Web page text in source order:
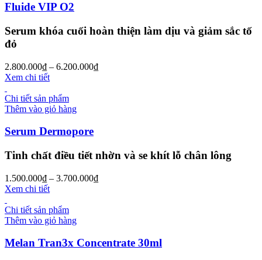
Fluide VIP O2
Serum khóa cuối hoàn thiện làm dịu và giảm sắc tố
đỏ
2.800.000₫ – 6.200.000₫
Xem chi tiết
Chi tiết sản phẩm
Thêm vào giỏ hàng
Serum Dermopore
Tinh chất điều tiết nhờn và se khít lỗ chân lông
1.500.000₫ – 3.700.000₫
Xem chi tiết
Chi tiết sản phẩm
Thêm vào giỏ hàng
Melan Tran3x Concentrate 30ml